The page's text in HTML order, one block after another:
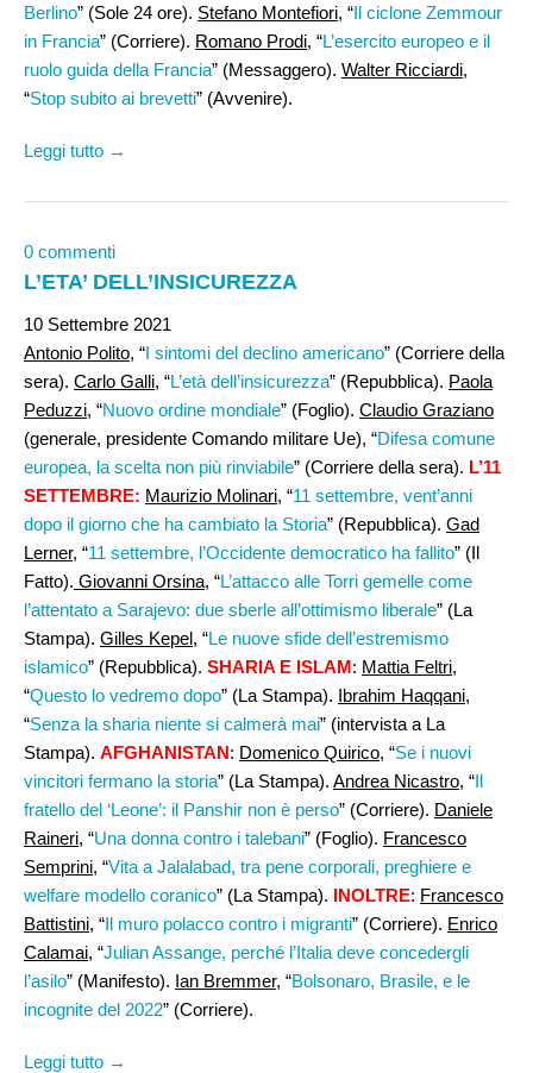
Berlino” (Sole 24 ore). Stefano Montefiori, “Il ciclone Zemmour
in Francia” (Corriere). Romano Prodi, “L’esercito europeo e il
ruolo guida della Francia” (Messaggero). Walter Ricciardi,
“Stop subito ai brevetti” (Avvenire).
Leggi tutto →
0 commenti
L’ETA’ DELL’INSICUREZZA
10 Settembre 2021
Antonio Polito, “I sintomi del declino americano” (Corriere della
sera). Carlo Galli, “L’età dell’insicurezza” (Repubblica). Paola
Peduzzi, “Nuovo ordine mondiale” (Foglio). Claudio Graziano
(generale, presidente Comando militare Ue), “Difesa comune
europea, la scelta non più rinviabile” (Corriere della sera). L’11
SETTEMBRE: Maurizio Molinari, “11 settembre, vent’anni
dopo il giorno che ha cambiato la Storia” (Repubblica). Gad
Lerner, “11 settembre, l’Occidente democratico ha fallito” (Il
Fatto). Giovanni Orsina, “L’attacco alle Torri gemelle come
l’attentato a Sarajevo: due sberle all’ottimismo liberale” (La
Stampa). Gilles Kepel, “Le nuove sfide dell’estremismo
islamico” (Repubblica). SHARIA E ISLAM: Mattia Feltri,
“Questo lo vedremo dopo” (La Stampa). Ibrahim Haqqani,
“Senza la sharia niente si calmerà mai” (intervista a La
Stampa). AFGHANISTAN: Domenico Quirico, “Se i nuovi
vincitori fermano la storia” (La Stampa). Andrea Nicastro, “Il
fratello del ‘Leone’: il Panshir non è perso” (Corriere). Daniele
Raineri, “Una donna contro i talebani” (Foglio). Francesco
Semprini, “Vita a Jalalabad, tra pene corporali, preghiere e
welfare modello coranico” (La Stampa). INOLTRE: Francesco
Battistini, “Il muro polacco contro i migranti” (Corriere). Enrico
Calamai, “Julian Assange, perché l’Italia deve concedergli
l’asilo” (Manifesto). Ian Bremmer, “Bolsonaro, Brasile, e le
incognite del 2022” (Corriere).
Leggi tutto →